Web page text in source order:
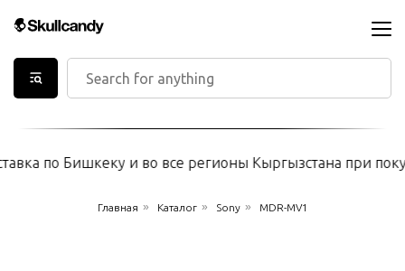
по Бишкеку и во все регионы Кыргызстана при
Главная » Каталог » Sony » MDR-MV1